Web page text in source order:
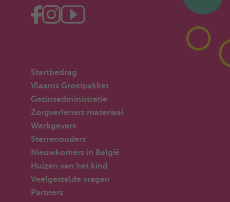
Startbedrag
Vlaams Groeipakket
Gezinsadministratie
Zorgverleners materiaal
Werkgevers
Sterrenouders
Nieuwkomers in België
Huizen van het kind
Veelgestelde vragen
Partners